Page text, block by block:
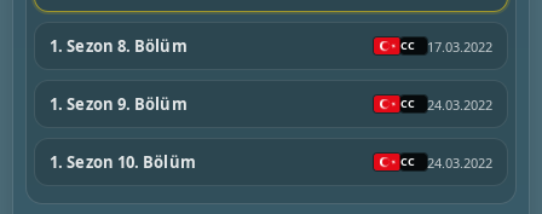
1. Sezon 8. Bölüm 17.03.2022
1. Sezon 9. Bölüm 24.03.2022
1. Sezon 10. Bölüm 24.03.2022